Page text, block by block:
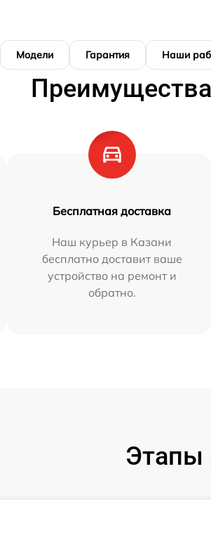
Модели Гарантия Наши
Бесплатная доставка
Наш курьер в Казани
бесплатно доставит ваше
устройство на ремонт и
обратно.
Этапы